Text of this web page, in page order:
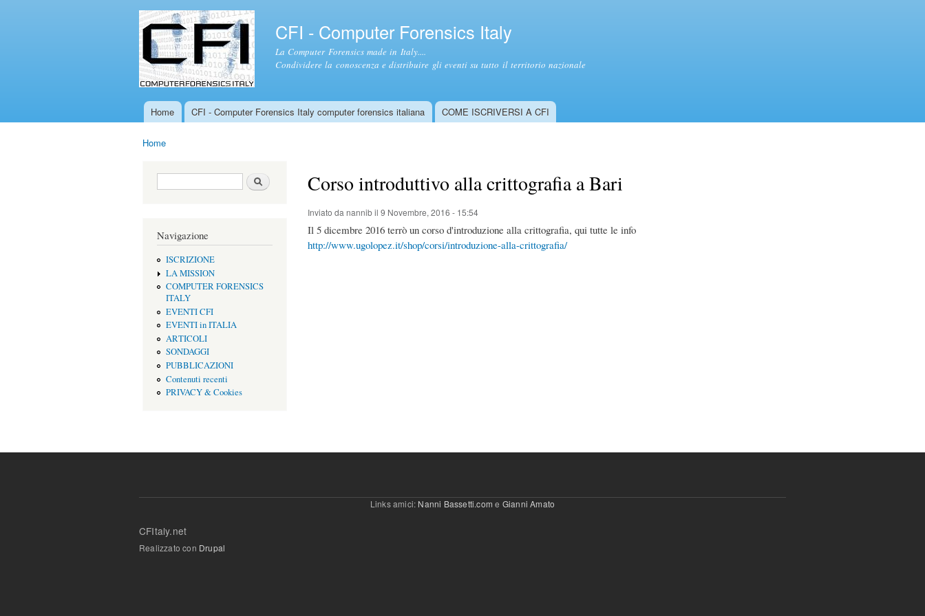
principale
CFI - Computer Forensics Italy
La Computer Forensics made in Italy....
Condividere la conoscenza e distribuire gli eventi su tutto il territorio nazionale
Menu principale
Home CFI - Computer Forensics Italy computer forensics italiana COME ISCRIVERSI A CFI
Home
Form di ricerca Cerca
Navigazione
ISCRIZIONE
LA MISSION
COMPUTER FORENSICS
ITALY
EVENTI CFI
EVENTI in ITALIA
ARTICOLI
SONDAGGI
PUBBLICAZIONI
Contenuti recenti
PRIVACY & Cookies
Corso introduttivo alla crittografia a Bari
Inviato da nannibil 9 Novembre, 2016 - 15:54
Il 5 dicembre 2016 terrò un corso d'introduzione alla crittografia, qui tutte le info
http://www.ugolopez.it/shop/corsi/introduzione-alla-crittografia/
Links amici: Nanni Bassetti.com e Gianni Amato
CFItaly.net
Realizzato con Drupal